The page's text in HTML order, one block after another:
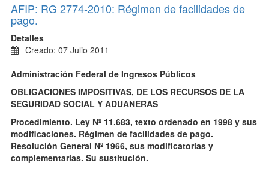
AFIP: RG 2774-2010: Régimen de facilidades de
pago.
Detalles
Creado: 07 Julio 2011
Administración Federal de Ingresos Públicos
OBLIGACIONES IMPOSITIVAS, DE LOS RECURSOS DE LA
SEGURIDAD SOCIAL Y ADUANERAS
Procedimiento. Ley Nº 11.683, texto ordenado en 1998 y sus
modificaciones. Régimen de facilidades de pago.
Resolución General Nº 1966, sus modificatorias y
complementarias. Su sustitución.